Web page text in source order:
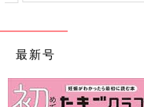
最新号